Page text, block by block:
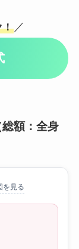
！ ／
額：全身
を見る